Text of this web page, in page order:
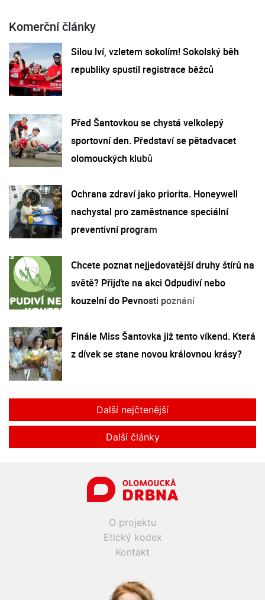
Komerční články
Silou lví, vzletem sokolím! Sokolský běh
republiky spustil registrace běžců
Před Šantovkou se chystá velkolepý
sportovní den. Představí se pětadvacet
olomouckých klubů
Ochrana zdraví jako priorita. Honeywell
nachystal pro zaměstnance speciální
preventivní program
Chcete poznat nejjedovatější druhy štírů na
světě? Přijďte na akci Odpudiví nebo
kouzelní do Pevnosti poznání
Finále Miss Šantovka již tento víkend. Která
z dívek se stane novou královnou krásy?
Další nejčtenější
Další články
O projektu
Etický kodex
Kontakt